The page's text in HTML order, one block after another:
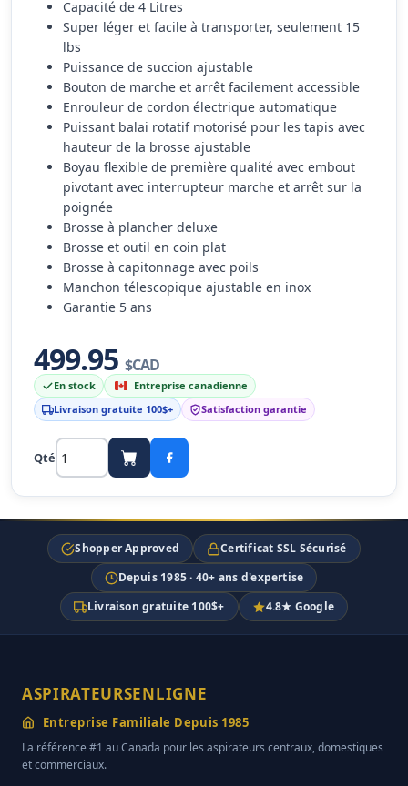
Capacité de 4 Litres
Super léger et facile à transporter, seulement 15
lbs
Puissance de succion ajustable
Bouton de marche et arrêt facilement accessible
Enrouleur de cordon électrique automatique
Puissant balai rotatif motorisé pour les tapis avec
hauteur de la brosse ajustable
Boyau flexible de première qualité avec embout
pivotant avec interrupteur marche et arrêt sur la
poignée
Brosse à plancher deluxe
Brosse et outil en coin plat
Brosse à capitonnage avec poils
Manchon télescopique ajustable en inox
Garantie 5 ans
499.95$CAD
En stock
Entreprise canadienne
Livraison gratuite 100$+
Satisfaction garantie
Qté
Shopper Approved
Certificat SSL Sécurisé
Depuis 1985 · 40+ ans d'expertise
Livraison gratuite 100$+
4.8★ Google
ASPIRATEURSENLIGNE
Entreprise Familiale Depuis 1985
La référence #1 au Canada pour les aspirateurs centraux, domestiques
et commerciaux.